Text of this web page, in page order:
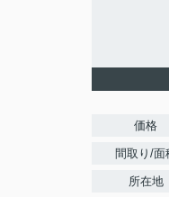
価格
間取り/面
所在地